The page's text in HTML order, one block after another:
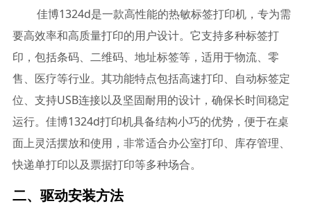
佳博1324d是一款高性能的热敏标签打印机，专为需
要高效率和高质量打印的用户设计。它支持多种标签打
印，包括条码、二维码、地址标签等，适用于物流、零
售、医疗等行业。其功能特点包括高速打印、自动标签定
位、支持USB连接以及坚固耐用的设计，确保长时间稳定
运行。佳博1324d打印机具备结构小巧的优势，便于在桌
面上灵活摆放和使用，非常适合办公室打印、库存管理、
快递单打印以及票据打印等多种场合。
二、驱动安装方法